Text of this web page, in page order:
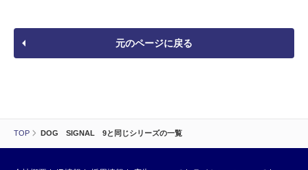
TOP DOG SIGNAL 9と同じシリーズの一覧
元のページに戻る